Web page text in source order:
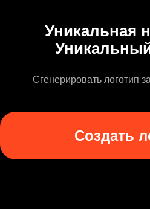
Уникальная
Сгенерировать логотип
Создать